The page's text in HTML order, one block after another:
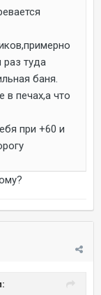
раз туда
баня.
печах,а что
при +60 и